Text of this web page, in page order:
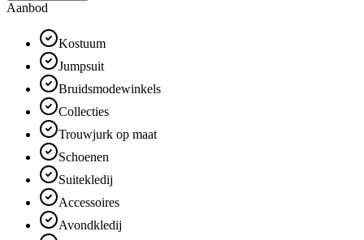
Aanbod
Kostuum
Jumpsuit
Bruidsmodewinkels
Collecties
Trouwjurk op maat
Schoenen
Suitekledij
Accessoires
Avondkledij